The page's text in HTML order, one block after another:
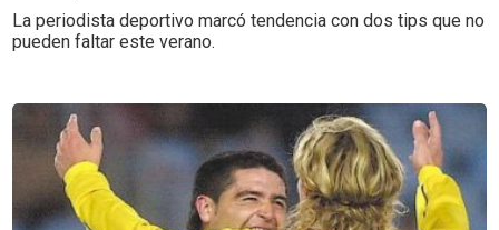
La periodista deportivo marcó tendencia con dos tips que no
pueden faltar este verano.